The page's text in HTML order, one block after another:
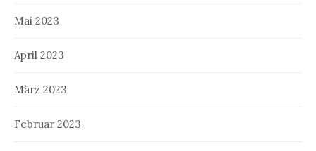
Mai 2023
April 2023
März 2023
Februar 2023